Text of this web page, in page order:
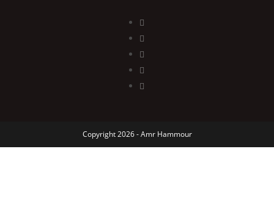
Copyright 2026 - Amr Hammour